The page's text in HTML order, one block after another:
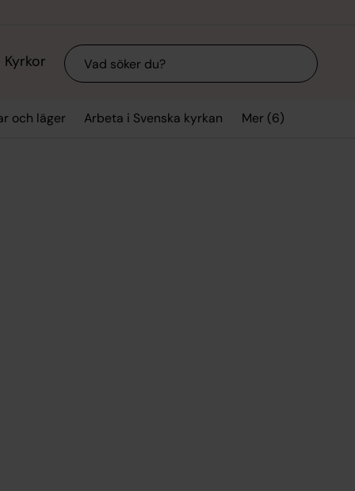
Kyrkor Sök
och läger Arbeta i Svenska kyrkan Mer (6)